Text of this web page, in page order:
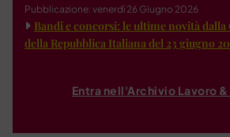
Pubblicazione: venerdì 26 Giugno 2026
Bandi e concorsi: le ultime novità dalla
della Repubblica Italiana del 23 giugno
Entra nell'Archivio Lavoro